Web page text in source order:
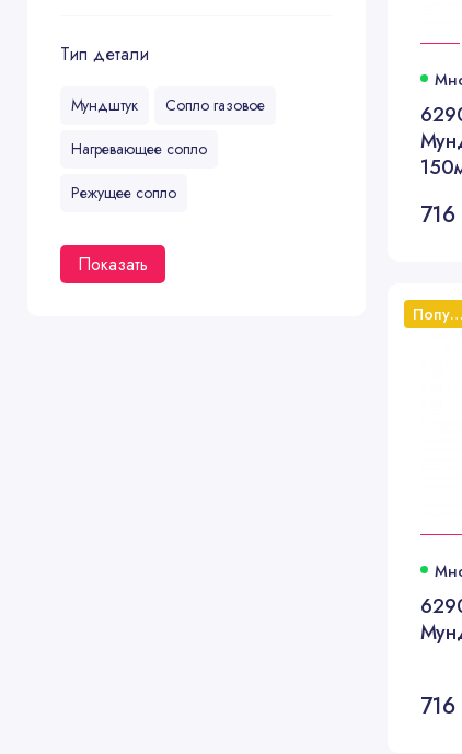
Тип детали
Мундштук
Сопло газовое
Нагревающее сопло
Режущее сопло
Показать
Популярный